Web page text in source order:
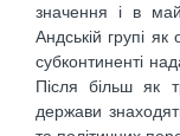
значення і в
Андській групі як
субконтиненті
Після більш як
держави